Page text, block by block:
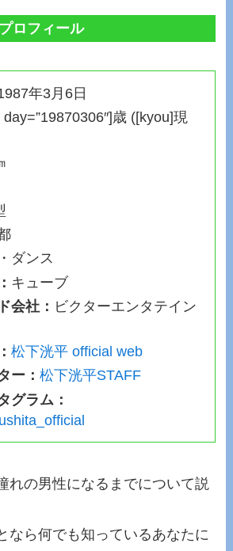
ロフィール
年3月6日
day=”19870306″]歳 ([kyou]現
ダンス
キューブ
会社： ビクターエンタテイン
松下洸平 official web
ー：松下洸平STAFF
グラム：
れの男性になるまでについて説
なら何でも知っているあなたに